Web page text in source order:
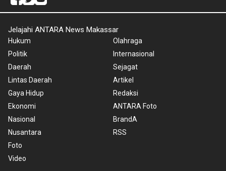
Jelajahi ANTARA News Makassar
Hukum
Politik
Daerah
Lintas Daerah
Gaya Hidup
Ekonomi
Nasional
Nusantara
Foto
Video
Olahraga
Internasional
Sejagat
Artikel
Redaksi
ANTARA Foto
BrandA
RSS